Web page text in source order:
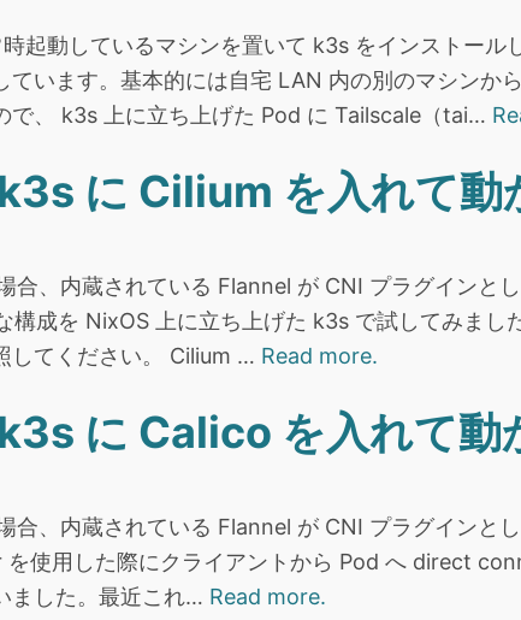
起動しているマシンを置いて k3s をインストール
ています。基本的には自宅 LAN 内の別のマシンか
で、 k3s 上に立ち上げた Pod に Tailscale（tai…
に Cilium を入れて動
合、内蔵されている Flannel が CNI プラグインと
構成を NixOS 上に立ち上げた k3s で試してみまし
してください。 Cilium … Read more.
に Calico を入れて動
合、内蔵されている Flannel が CNI プラグインと
使用した際にクライアントから Pod へ direct
ました。最近これ… Read more.